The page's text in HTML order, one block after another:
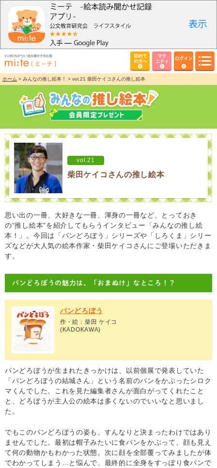
初めて
の方へ
マタ
ニティ
ログイン
ホーム > みんなの推し絵本！ > vol.21 柴田ケイコさんの推し絵本
vol.21
柴田ケイコさんの推し絵本
思い出の一冊、大好きな一冊、渾身の一冊など、とっておき
の“推し絵本”を紹介してもらうインタビュー「みんなの推し絵
本！」。今回は「パンどろぼう」シリーズや「しろくま」シリー
ズなどが大人気の絵本作家・柴田ケイコさんにご登場いただきま
す。
パンどろぼうの魅力は、「おまぬけ」なところ！？
パンどろぼう
作・絵：柴田 ケイコ
(KADOKAWA)
パンどろぼうが生まれたきっかけは、以前個展で発表していた
「パンどろぼうの結城さん」という名前のパンをかぶったシロク
マくんでした。これを見た編集者さんが面白がってくれたこと
と、どろぼうが主人公の絵本は多くないのでいいなと思いまし
た。
でもこのパンどろぼうの姿も、すんなりと決まったわけではあり
ませんでした。最初は帽子みたいに食パンをかぶって、顔も見え
て何の動物かもわかった状態。次に顔を全部覆ってみましたが体
でわかってしまう…と悩んで、最終的に全身をすっぽり食パンで